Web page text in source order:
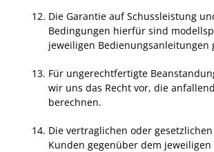
Die Garantie auf Schussleistung
Bedingungen hierfür sind
jeweiligen Bedienungsanleitungen
Für ungerechtfertigte
wir uns das Recht vor, die
berechnen.
Die vertraglichen oder gesetzlichen
Kunden gegenüber dem